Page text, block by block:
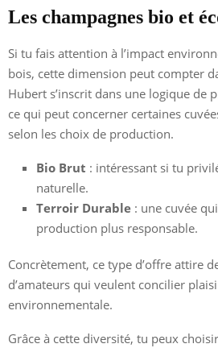
Les champagnes bio et
Si tu fais attention à l’impact
bois, cette dimension peut compter
Hubert s’inscrit dans une logique de
ce qui peut concerner certaines
selon les choix de production.
Bio Brut : intéressant si tu
naturelle.
Terroir Durable : une cuvée
production plus responsable.
Concrètement, ce type d’offre attire
d’amateurs qui veulent concilier
environnementale.
Grâce à cette diversité, tu peux